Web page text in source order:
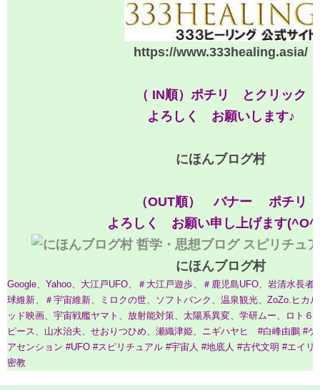
https://www.333healing.asia/
（ IN順）ポチリ とクリック
よろしく お願いします♪
にほんブログ村
（OUT順） バナー ポチリ
よろしく お願い申し上げます
にほんブログ村
Google、Yahoo、大江戸UFO、＃大江戸遊歩、＃鹿児島UFO、岩清水長者
球維新、＃宇宙維新、ミロクの世、ソフトバンク、温泉観光、ZoZo.ヒカ
ッド映画、宇宙戦艦ヤマト、放射能対策、太陽系異変、学研ムー、ロト６
ピース、山水治夫、せおりつひめ、瀬織津姫、ニギハヤヒ #白峰由鵬 #
アセンション #UFO #スピリチュアル #宇宙人 #地底人 #古代文明 #エイリ
密教